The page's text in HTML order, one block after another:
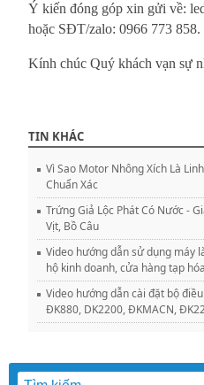
Ý kiến đóng góp xin gửi về:
hoặc SĐT/zalo: 0966 773 858.
Kính chúc Quý khách vạn sự
TIN KHÁC
Vì Sao Motor Nhông Xích Là
Chuẩn Xác
Trứng Giả Lộc Phát Có Nước -
Vịt, Bồ Câu
Video hướng dẫn sử dụng máy
hộ kinh doanh, cửa hàng tạp
Video hướng dẫn cài đặt bộ
ĐK880, DK2200, ĐKMACN,